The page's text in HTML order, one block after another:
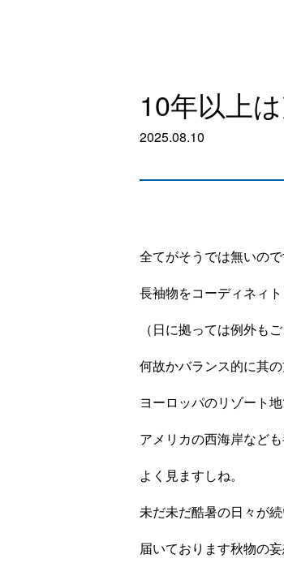
10年以上
2025.08.10
全てがそうでは無いの
長袖物をコーディネィ
（日に拠っては例外も
何故かバランス的に其
ヨーロッパのリゾート
アメリカの西海岸など
よく見ますしね。
未だ未だ酷暑の日々が
届いております秋物の